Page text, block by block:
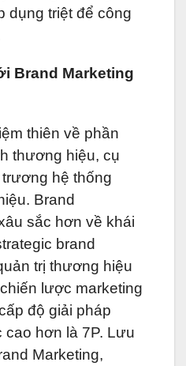
dụng triệt để công
Brand Marketing
thiên về phần
thương hiệu, cụ
hệ thống
Brand
sắc hơn về khái
brand
trị thương hiệu
lược marketing
độ giải pháp
cao hơn là 7P. Lưu
Marketing,